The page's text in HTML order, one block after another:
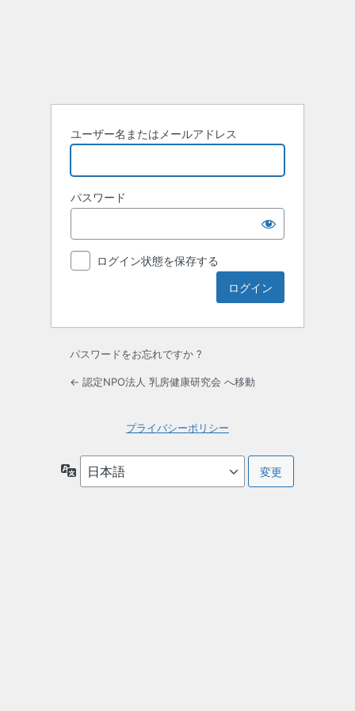
ユーザー名またはメールアドレス
パスワード
ログイン状態を保存する
パスワードをお忘れですか ?
← 認定NPO法人 乳房健康研究会 へ移動
プライバシーポリシー
語